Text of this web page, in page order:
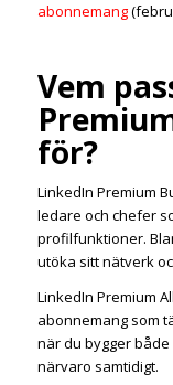
abonnemang
Vem
för?
LinkedIn Premium
ledare och chefer
profilfunktioner.
utöka sitt nätverk
LinkedIn Premium
abonnemang som
när du bygger
närvaro samtidigt.